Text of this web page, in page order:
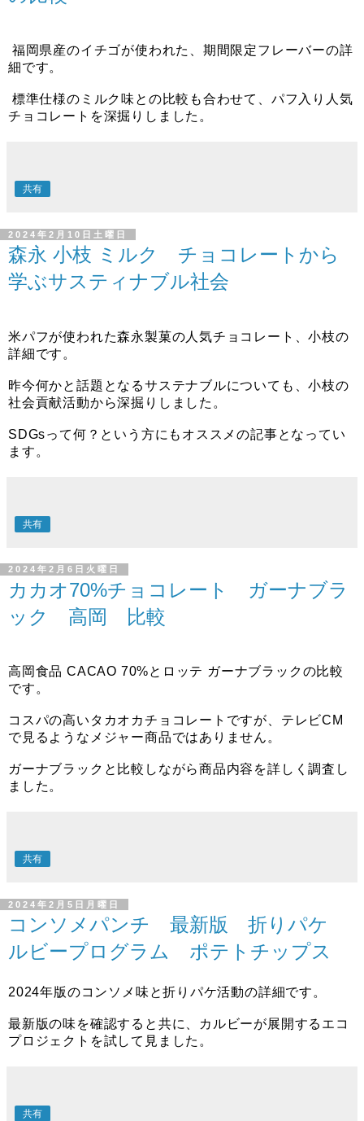
福岡県産のイチゴが使われた、期間限定フレーバーの詳
細です。
標準仕様のミルク味との比較も合わせて、パフ入り人気
チョコレートを深掘りしました。
共有
2024年2月10日土曜日
森永 小枝 ミルク チョコレートから
学ぶサスティナブル社会
米パフが使われた森永製菓の人気チョコレート、小枝の
詳細です。
昨今何かと話題となるサステナブルについても、小枝の
社会貢献活動から深掘りしました。
SDGsって何？という方にもオススメの記事となってい
ます。
共有
2024年2月6日火曜日
カカオ70%チョコレート ガーナブラ
ック 高岡 比較
高岡食品 CACAO 70%とロッテ ガーナブラックの比較
です。
コスパの高いタカオカチョコレートですが、テレビCM
で見るようなメジャー商品ではありません。
ガーナブラックと比較しながら商品内容を詳しく調査し
ました。
共有
2024年2月5日月曜日
コンソメパンチ 最新版 折りパケ
ルビープログラム ポテトチップス
2024年版のコンソメ味と折りパケ活動の詳細です。
最新版の味を確認すると共に、カルビーが展開するエコ
プロジェクトを試して見ました。
共有